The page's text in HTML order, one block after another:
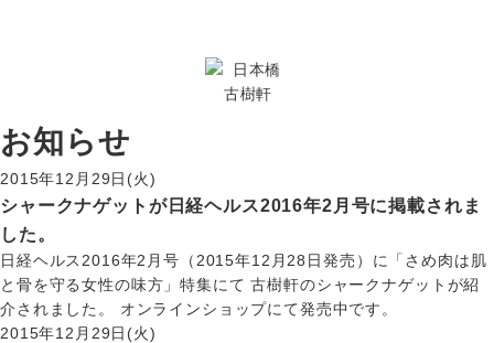
お知らせ
2015年12月29日(火)
シャークナゲットが日経ヘルス2016年2月号に掲載されま
した。
日経ヘルス2016年2月号（2015年12月28日発売）に「さめ肉は肌
と骨を守る女性の味方」特集にて 古樹軒のシャークナゲットが紹
介されました。 オンラインショップにて発売中です。
2015年12月29日(火)